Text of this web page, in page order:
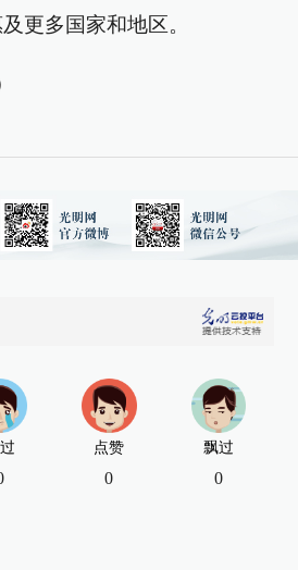
更多国家和地区。
点赞
0
飘过
0